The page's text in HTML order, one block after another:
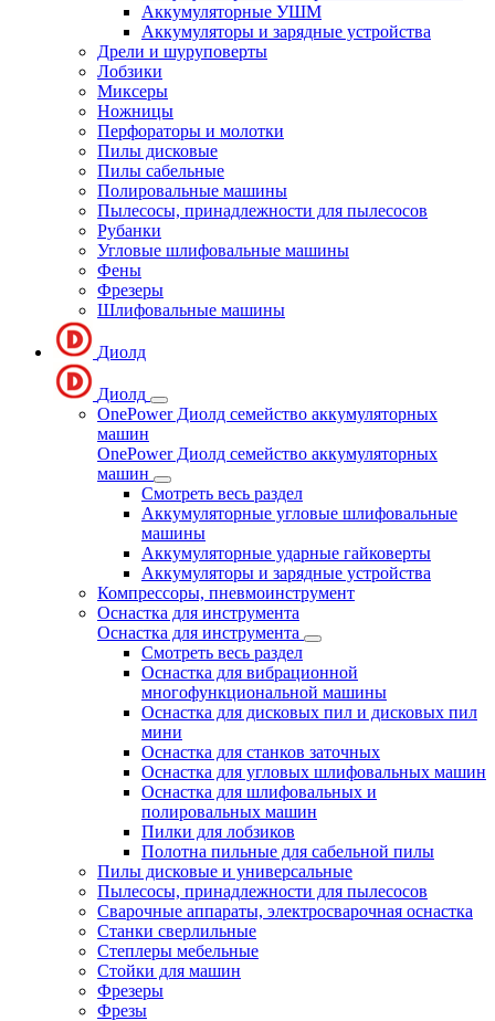
Аккумуляторные УШМ
Аккумуляторы и зарядные устройства
Дрели и шуруповерты
Лобзики
Миксеры
Ножницы
Перфораторы и молотки
Пилы дисковые
Пилы сабельные
Полировальные машины
Пылесосы, принадлежности для пылесосов
Рубанки
Угловые шлифовальные машины
Фены
Фрезеры
Шлифовальные машины
Диолд
Диолд
OnePower Диолд семейство аккумуляторных
машин
OnePower Диолд семейство аккумуляторных
машин
Смотреть весь раздел
Аккумуляторные угловые шлифовальные
машины
Аккумуляторные ударные гайковерты
Аккумуляторы и зарядные устройства
Компрессоры, пневмоинструмент
Оснастка для инструмента
Оснастка для инструмента
Смотреть весь раздел
Оснастка для вибрационной
многофункциональной машины
Оснастка для дисковых пил и дисковых пил
мини
Оснастка для станков заточных
Оснастка для угловых шлифовальных машин
Оснастка для шлифовальных и
полировальных машин
Пилки для лобзиков
Полотна пильные для сабельной пилы
Пилы дисковые и универсальные
Пылесосы, принадлежности для пылесосов
Сварочные аппараты, электросварочная оснастка
Станки сверлильные
Степлеры мебельные
Стойки для машин
Фрезеры
Фрезы